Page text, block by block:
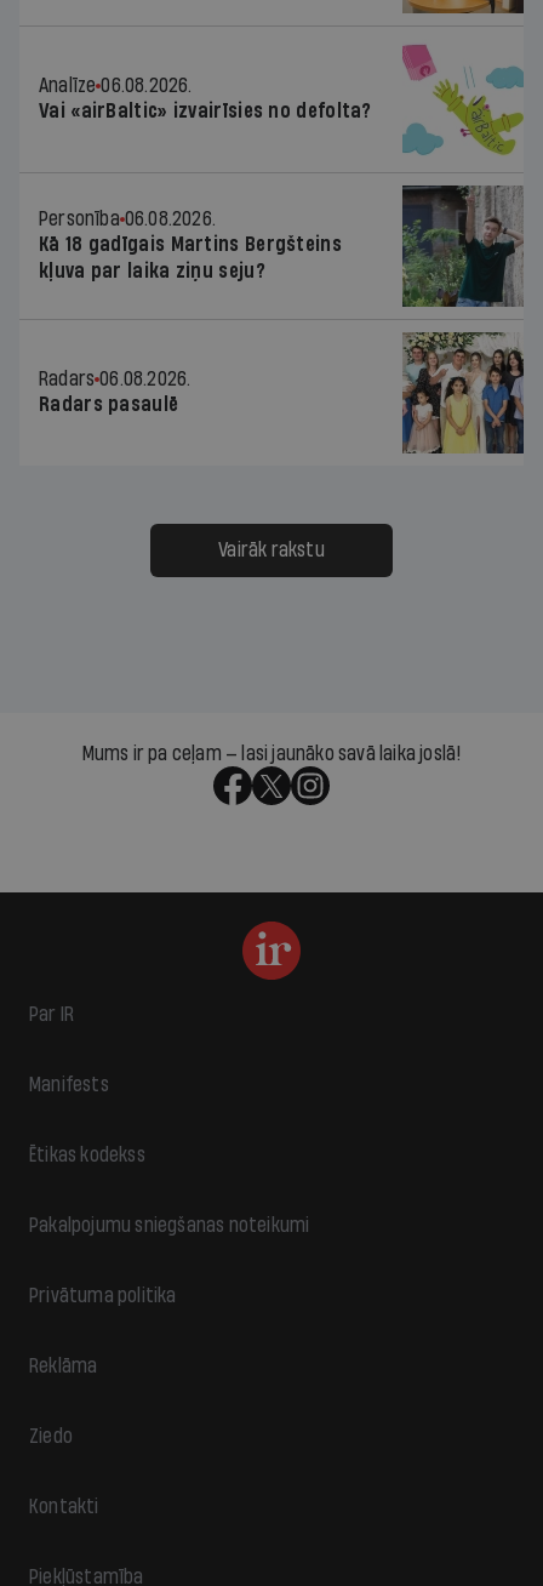
Analīze 06.08.2026.
Vai «airBaltic» izvairīsies no defolta?
Personība 06.08.2026.
Kā 18 gadīgais Martins Bergšteins
kļuva par laika ziņu seju?
Radars 06.08.2026.
Radars pasaulē
Vairāk rakstu
Mums ir pa ceļam — lasi jaunāko savā laika joslā!
Par IR
Manifests
Ētikas kodekss
Pakalpojumu sniegšanas noteikumi
Privātuma politika
Reklāma
Ziedo
Kontakti
Piekļūstamība